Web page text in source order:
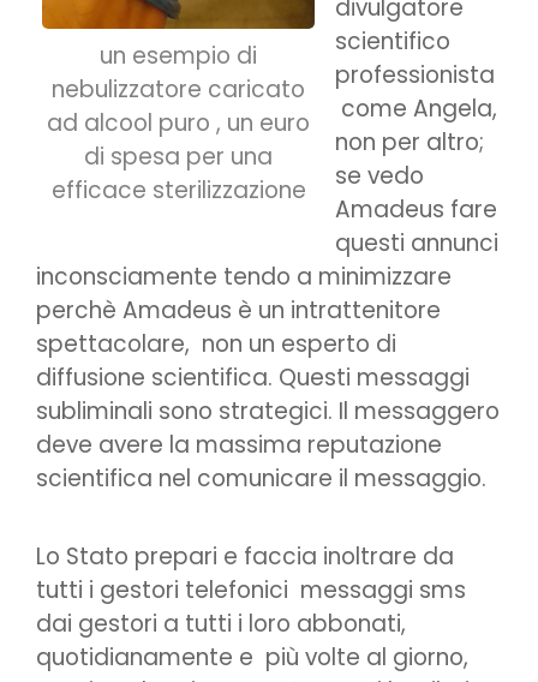
un esempio di
nebulizzatore caricato
ad alcool puro , un euro
di spesa per una
efficace sterilizzazione
divulgatore
scientifico
professionista
come Angela,
non per altro;
se vedo
Amadeus fare
questi annunci
inconsciamente tendo a minimizzare
perchè Amadeus è un intrattenitore
spettacolare, non un esperto di
diffusione scientifica. Questi messaggi
subliminali sono strategici. Il messaggero
deve avere la massima reputazione
scientifica nel comunicare il messaggio.
Lo Stato prepari e faccia inoltrare da
tutti i gestori telefonici messaggi sms
dai gestori a tutti i loro abbonati,
quotidianamente e più volte al giorno,